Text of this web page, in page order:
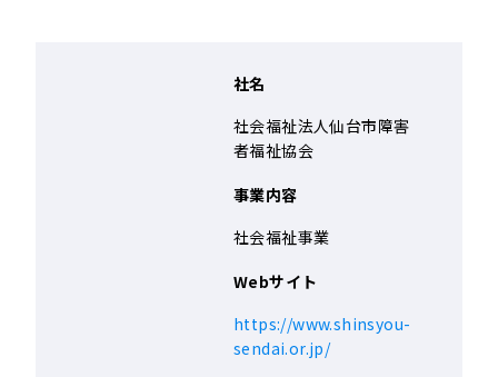
社名
社会福祉法人仙台市障害
者福祉協会
事業内容
社会福祉事業
Webサイト
https://www.shinsyou-
sendai.or.jp/